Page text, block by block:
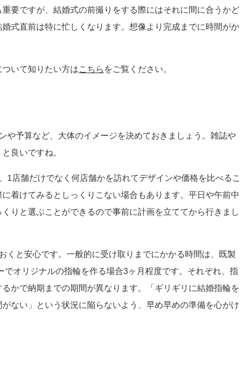
要ですが、結婚式の前撮りをする際にはそれに間に合うかど
式直前は特に忙しくなります。想像より完成までに時間がか
いて知りたい方はこちらをご覧ください。
や予算など、大体のイメージを決めておきましょう。雑誌や
良いですね。
店舗だけでなく何店舗かを訪れてデザインや価格を比べるこ
着けてみるとしっくりこない場合もあります。平日や午前中
りと選ぶことができるので事前に計画を立ててから行きまし
と安心です。一般的に受け取りまでにかかる時間は、既製
オリジナルの指輪を作る場合3ヶ月程度です。それぞれ、指
かで納期までの期間が異なります。「ギリギリに結婚指輪を
ない」という状況に陥らないよう、早め早めの準備を心がけ